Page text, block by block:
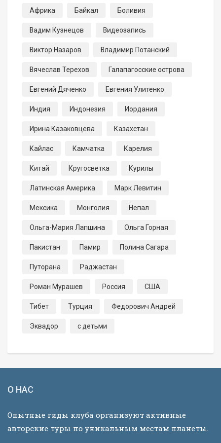
Африка Байкал Боливия
Вадим Кузнецов Видеозапись
Виктор Назаров Владимир Потанский
Вячеслав Терехов Галапагосские острова
Евгений Дяченко Евгения Улитенко
Индия Индонезия Иордания
Ирина Казаковцева Казахстан
Кайлас Камчатка Карелия
Китай Кругосветка Курилы
Латинская Америка Марк Левитин
Мексика Монголия Непал
Ольга-Мария Лапшина Ольга Горная
Пакистан Памир Полина Сагара
Путорана Раджастан
Роман Мурашев Россия США
Тибет Турция Федорович Андрей
Эквадор с детьми
О НАС
Опытные гиды клуба организуют активные
авторские туры по уникальным местам планеты.